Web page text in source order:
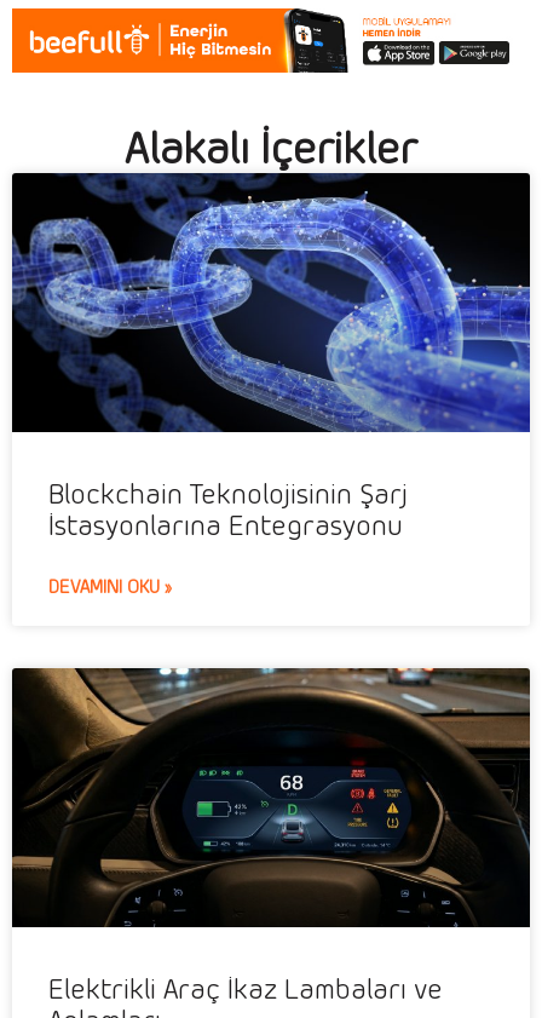
Alakalı İçerikler
Blockchain Teknolojisinin Şarj
İstasyonlarına Entegrasyonu
DEVAMINI OKU »
Elektrikli Araç İkaz Lambaları ve